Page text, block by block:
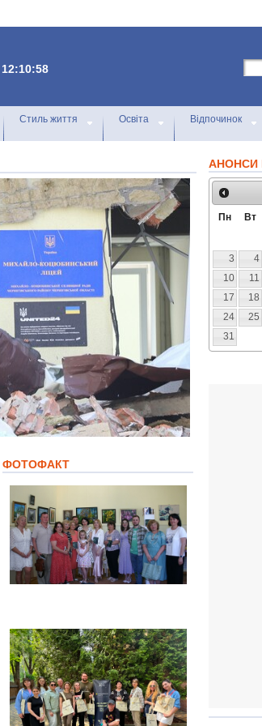
12:10:58
Стиль життя Освіта Відпочинок
ФОТОФАКТ
АНОНСИ
Пн Вт
3
4
10
11
17
18
24
25
31